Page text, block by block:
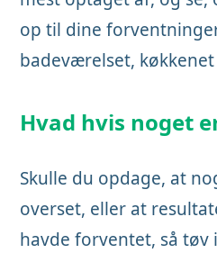
op til dine
badeværelset,
Hvad hvis noget
Skulle du opdage, at
overset, eller at
havde forventet, så tøv